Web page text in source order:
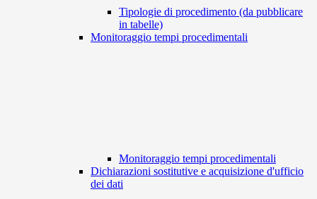
Tipologie di procedimento (da pubblicare
in tabelle)
Monitoraggio tempi procedimentali
Monitoraggio tempi procedimentali
Dichiarazioni sostitutive e acquisizione d'ufficio
dei dati